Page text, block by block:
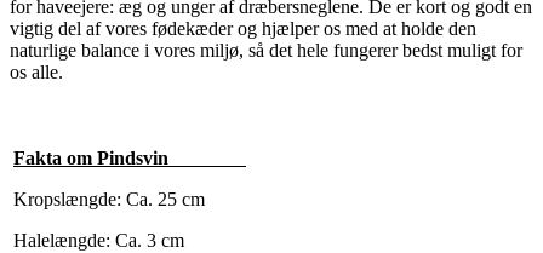
for haveejere: æg og unger af dræbersneglene. De er kort og godt en
vigtig del af vores fødekæder og hjælper os med at holde den
naturlige balance i vores miljø, så det hele fungerer bedst muligt for
os alle.
Fakta om Pindsvin
Kropslængde: Ca. 25 cm
Halelængde: Ca. 3 cm